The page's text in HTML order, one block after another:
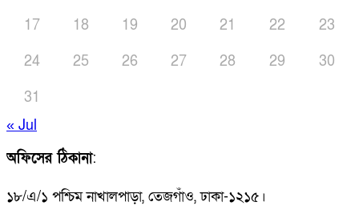
17
18 19 20 21 22
23
24
25 26 27 28 29
30
31
« Jul
অফিসের ঠিকানা:
১৮/এ/১ পশ্চিম নাখালপাড়া, তেজগাঁও, ঢাকা-১২১৫।